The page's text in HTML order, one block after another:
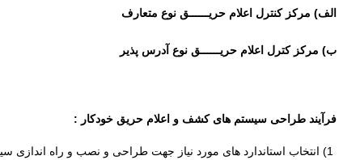
الف) ﻣﺮﮐﺰ ﮐﻨﺘﺮل اﻋﻼم ﺣﺮﯾــــــﻖ ﻧﻮع متعارف
ب) ﻣﺮﮐﺰ ﮐﺘﺮل اﻋﻼم ﺣﺮﯾــــــﻖ ﻧﻮع آدرس ﭘﺬﯾﺮ
ﻓﺮآﯾﻨﺪ ﻃﺮاﺣﯽ سیستم های کشف و اعلام حریق ﺧﻮدﮐﺎر :